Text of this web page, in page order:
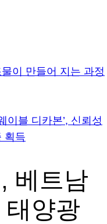
이 만들어 지는 과정
이블 디카본’, 신뢰성
획득
베트남
양광